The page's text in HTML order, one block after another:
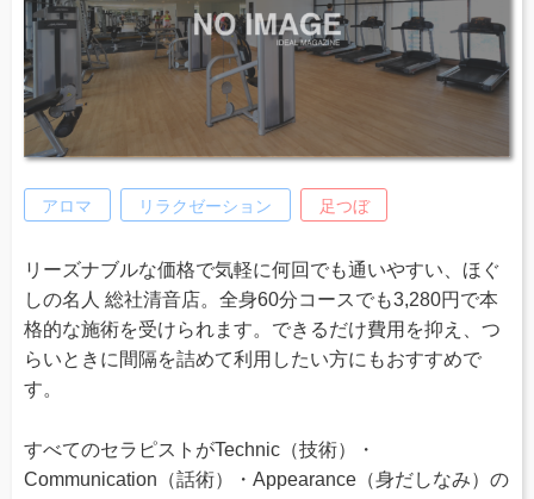
アロマ リラクゼーション 足つぼ
リーズナブルな価格で気軽に何回でも通いやすい、ほぐ
しの名人 総社清音店。全身60分コースでも3,280円で本
格的な施術を受けられます。できるだけ費用を抑え、つ
らいときに間隔を詰めて利用したい方にもおすすめで
す。
すべてのセラピストがTechnic（技術）・
Communication（話術）・Appearance（身だしなみ）の